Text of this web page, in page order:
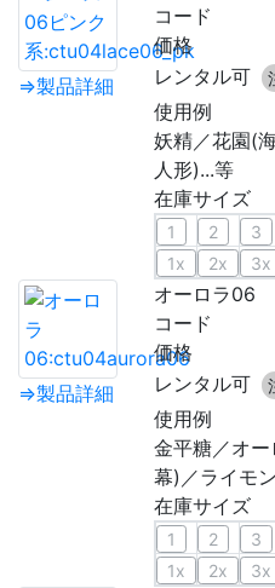
⇒製品詳細
コード
価格
レンタル可
使用例
妖精／花園(
人形)...等
在庫サイズ
1 2 3
1x
2x 3x
⇒製品詳細
オーロラ06
コード
価格
レンタル可
使用例
金平糖／オ
幕)／ライモ
在庫サイズ
1 2 3
1x
2x 3x